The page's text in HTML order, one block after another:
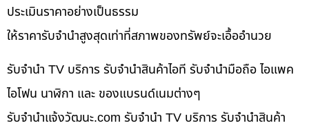
ประเมินราคาอย่างเป็นธรรม
ให้ราคารับจำนำสูงสุดเท่าที่สภาพของทรัพย์จะเอื้ออำนวย
รับจำนำ TV บริการ รับจำนำสินค้าไอที รับจำนำมือถือ ไอแพค
ไอโฟน นาฬิกา และ ของแบรนด์เนมต่างๆ
รับจํานําแจ้งวัฒนะ.com รับจำนำ TV บริการ รับจำนำสินค้า